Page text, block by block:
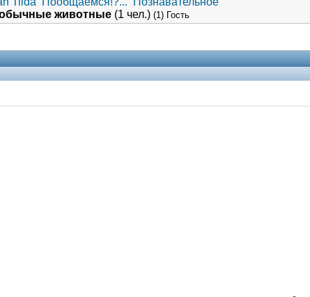
животные (1 чел.) (1) Гость